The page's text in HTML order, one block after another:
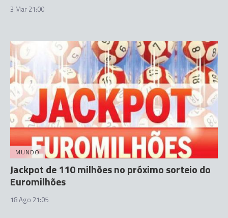
3 Mar 21:00
MUNDO
Jackpot de 110 milhões no próximo sorteio do
Euromilhões
18 Ago 21:05